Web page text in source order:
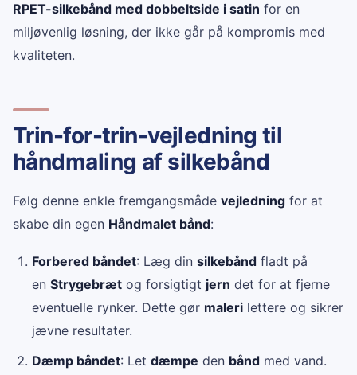
RPET-silkebånd med dobbeltside i satin for en
miljøvenlig løsning, der ikke går på kompromis med
kvaliteten.
Trin-for-trin-vejledning til
håndmaling af silkebånd
Følg denne enkle fremgangsmåde vejledning for at
skabe din egen Håndmalet bånd:
Forbered båndet: Læg din silkebånd fladt på
en Strygebræt og forsigtigt jern det for at fjerne
eventuelle rynker. Dette gør maleri lettere og sikrer
jævne resultater.
Dæmp båndet: Let dæmpe den bånd med vand.